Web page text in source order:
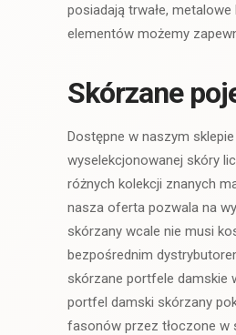
posiadają trwałe,
elementów możemy
Skórzane
Dostępne w naszym
wyselekcjonowanej skóry
różnych kolekcji znanych
nasza oferta pozwala na
skórzany wcale nie musi
bezpośrednim
skórzane portfele damskie
portfel damski skórzany
fasonów przez tłoczone w